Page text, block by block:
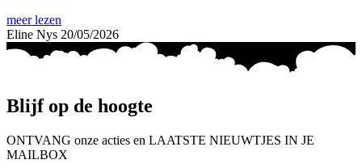
meer lezen
Eline Nys 20/05/2026
Blijf op de hoogte
ONTVANG onze acties en LAATSTE NIEUWTJES IN JE
MAILBOX